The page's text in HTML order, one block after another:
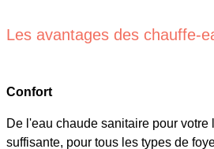
Les avantages des chauffe-
Confort
De l'eau chaude sanitaire pour votre
suffisante, pour tous les types de